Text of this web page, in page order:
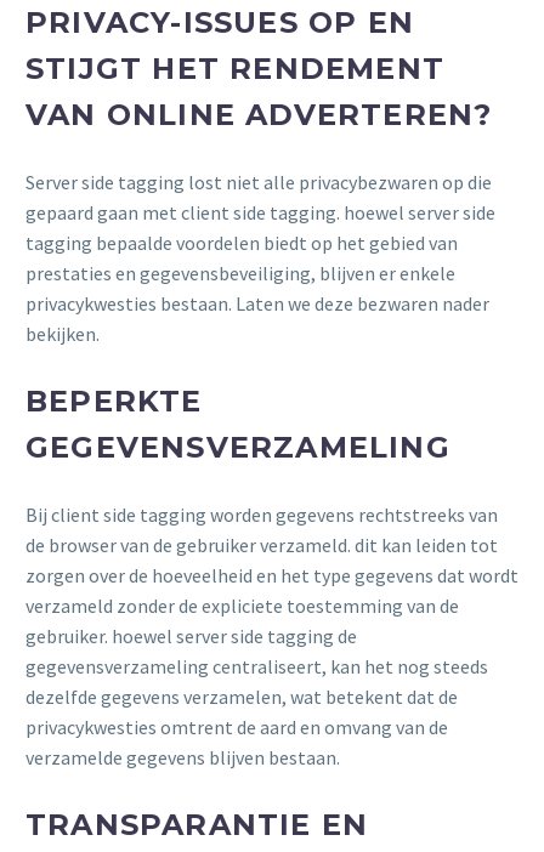
PRIVACY-ISSUES OP EN
STIJGT HET RENDEMENT
VAN ONLINE ADVERTEREN?
Server side tagging lost niet alle privacybezwaren op die
gepaard gaan met client side tagging. hoewel server side
tagging bepaalde voordelen biedt op het gebied van
prestaties en gegevensbeveiliging, blijven er enkele
privacykwesties bestaan. Laten we deze bezwaren nader
bekijken.
BEPERKTE
GEGEVENSVERZAMELING
Bij client side tagging worden gegevens rechtstreeks van
de browser van de gebruiker verzameld. dit kan leiden tot
zorgen over de hoeveelheid en het type gegevens dat wordt
verzameld zonder de expliciete toestemming van de
gebruiker. hoewel server side tagging de
gegevensverzameling centraliseert, kan het nog steeds
dezelfde gegevens verzamelen, wat betekent dat de
privacykwesties omtrent de aard en omvang van de
verzamelde gegevens blijven bestaan.
TRANSPARANTIE EN